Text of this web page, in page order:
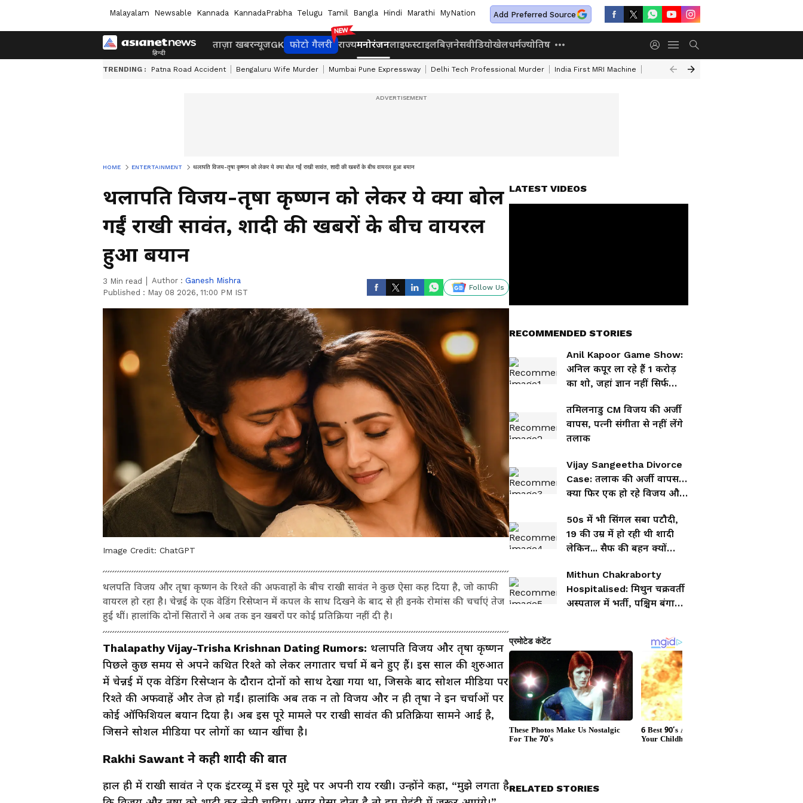
Malayalam Newsable Kannada KannadaPrabha Telugu Tamil Bangla Hindi Marathi MyNation Add Preferred Source
ताज़ा खबरन्यूजGK फोटो गैलरी राज्यमनोरंजनलाइफस्टाइलबिज़नेसवीडियोखेलधर्मज्योतिष
TRENDING : Patna Road Accident Bengaluru Wife Murder Mumbai Pune Expressway Delhi Tech Professional Murder India First MRI Machine Independence Day Speech In Hindi
HOME ENTERTAINMENT थलापति विजय-तृषा कृष्णन को लेकर ये क्या बोल गईं राखी सावंत, शादी की खबरों के बीच वायरल हुआ बयान
थलापति विजय-तृषा कृष्णन को लेकर ये क्या बोल
गईं राखी सावंत, शादी की खबरों के बीच वायरल
हुआ बयान
3 Min read Author : Ganesh Mishra
Published : May 08 2026, 11:00 PM IST
Follow Us
Image Credit: ChatGPT
थलपति विजय और तृषा कृष्णन के रिश्ते की अफवाहों के बीच राखी सावंत ने कुछ ऐसा कह दिया है, जो काफी
वायरल हो रहा है। चेन्नई के एक वेडिंग रिसेप्शन में कपल के साथ दिखने के बाद से ही इनके रोमांस की चर्चाएं तेज
हुई थीं। हालांकि दोनों सितारों ने अब तक इन खबरों पर कोई प्रतिक्रिया नहीं दी है।
Thalapathy Vijay-Trisha Krishnan Dating Rumors: थलापति विजय और तृषा कृष्णन
पिछले कुछ समय से अपने कथित रिश्ते को लेकर लगातार चर्चा में बने हुए हैं। इस साल की शुरुआत
में चेन्नई में एक वेडिंग रिसेप्शन के दौरान दोनों को साथ देखा गया था, जिसके बाद सोशल मीडिया पर
रिश्ते की अफवाहें और तेज हो गईं। हालांकि अब तक न तो विजय और न ही तृषा ने इन चर्चाओं पर
कोई ऑफिशियल बयान दिया है। अब इस पूरे मामले पर राखी सावंत की प्रतिक्रिया सामने आई है,
जिसने सोशल मीडिया पर लोगों का ध्यान खींचा है।
Rakhi Sawant ने कही शादी की बात
हाल ही में राखी सावंत ने एक इंटरव्यू में इस पूरे मुद्दे पर अपनी राय रखी। उन्होंने कहा, “मुझे लगता है
LATEST VIDEOS
RECOMMENDED STORIES
Anil Kapoor Game Show:
अनिल कपूर ला रहे हैं 1 करोड़
का शो, जहां ज्ञान नहीं सिर्फ
तमिलनाडु CM विजय की अर्जी
वापस, पत्नी संगीता से नहीं लेंगे
तलाक
Vijay Sangeetha Divorce
Case: तलाक की अर्जी वापस…
क्या फिर एक हो रहे विजय और
50s में भी सिंगल सबा पटौदी,
19 की उम्र में हो रही थी शादी
लेकिन... सैफ की बहन क्यों
Mithun Chakraborty
Hospitalised: मिथुन चक्रवर्ती
अस्पताल में भर्ती, पश्चिम बंगाल
RELATED STORIES